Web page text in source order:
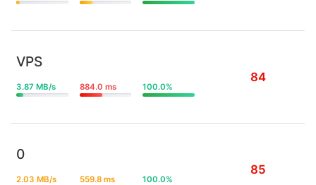
VPS
3.87 MB/s 884.0 ms 100.0%
84
0
2.03 MB/s 559.8 ms 100.0%
85